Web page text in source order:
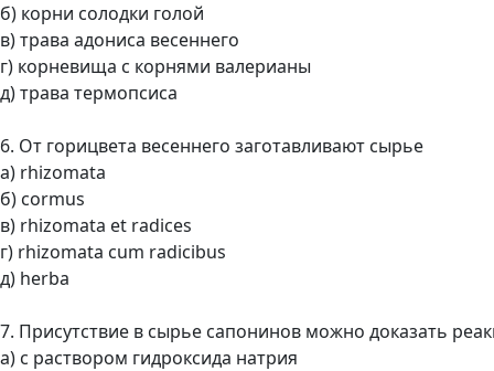
б) корни солодки голой
в) трава адониса весеннего
г) корневища с корнями валерианы
д) трава термопсиса
6. От горицвета весеннего заготавливают сырье
а) rhizomata
б) cormus
в) rhizomata et radices
г) rhizomata cum radicibus
д) herba
7. Присутствие в сырье сапонинов можно доказать
а) с раствором гидроксида натрия